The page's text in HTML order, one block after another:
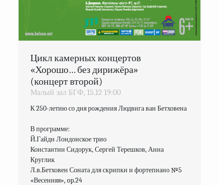
Цикл камерных концертов
«Хорошо… без дирижёра»
(концерт второй)
Малый зал БГФ, 15.12 19:00
К 250-летию со дня рождения Людвига ван Бетховена
В программе:
Й.Гайдн Лондонское трио
Константин Сидорук, Сергей Терешков, Анна
Круглик
Л.в.Бетховен Соната для скрипки и фортепиано №5
«Весенняя», op.24